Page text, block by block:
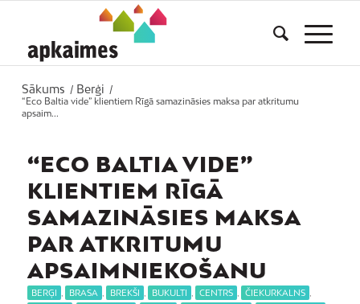
Sākums / Berģi
/
“Eco Baltia vide” klientiem Rīgā samazināsies maksa par atkritumu
apsaim...
“ECO BALTIA VIDE”
KLIENTIEM RĪGĀ
SAMAZINĀSIES MAKSA
PAR ATKRITUMU
APSAIMNIEKOŠANU
BERĢI BRASA BREKŠI BUKULTI CENTRS ČIEKURKALNS